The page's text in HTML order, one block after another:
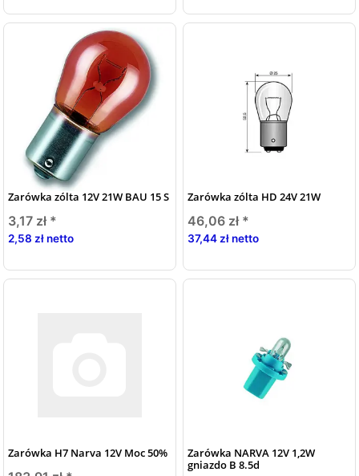
Zarówka zólta 12V 21W BAU 15 S
3,17 zł *
2,58 zł netto
Zarówka zólta HD 24V 21W
46,06 zł *
37,44 zł netto
Zarówka H7 Narva 12V Moc 50%
Zarówka NARVA 12V 1,2W
gniazdo B 8.5d